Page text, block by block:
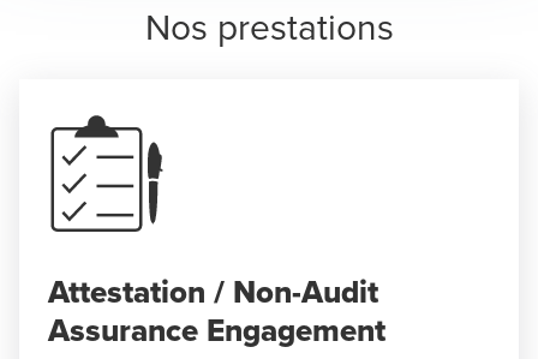
Nos prestations
Attestation / Non-Audit
Assurance Engagement